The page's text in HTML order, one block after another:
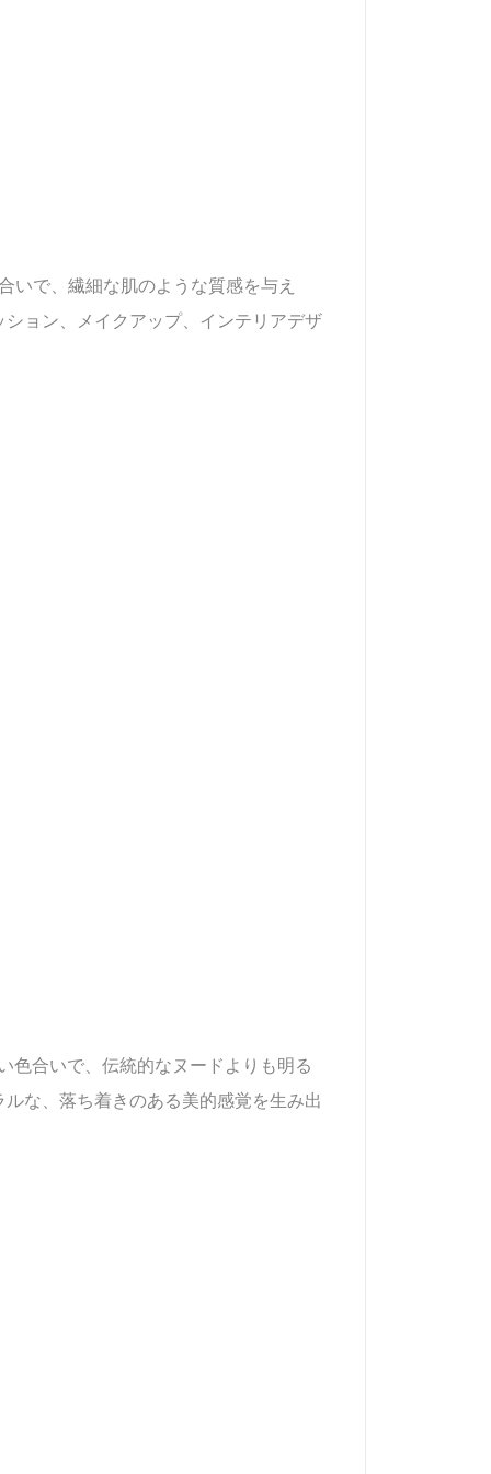
いで、繊細な肌のような質感を与え
ョン、メイクアップ、インテリアデザ
色合いで、伝統的なヌードよりも明る
な、落ち着きのある美的感覚を生み出